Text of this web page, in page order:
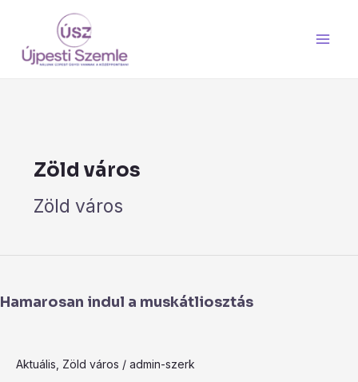
content
Zöld város
Zöld város
Hamarosan indul a muskátliosztás
Aktuális Zöld város / admin-szerk
a
pagination